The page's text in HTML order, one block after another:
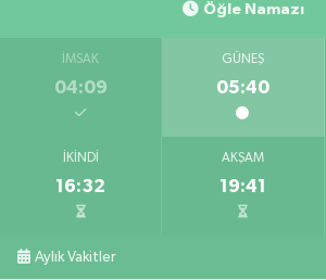
Öğle Namazı
İMSAK
04:09
GÜNEŞ
05:40
İKINDI
16:32
AKŞAM
19:41
Aylık Vakitler